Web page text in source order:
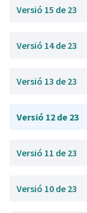
Versió 15 de 23
Versió 14 de 23
Versió 13 de 23
Versió 12 de 23
Versió 11 de 23
Versió 10 de 23